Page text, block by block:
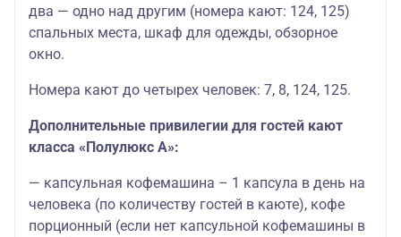
два — одно над другим (номера кают: 124, 125)
спальных места, шкаф для одежды, обзорное
окно.
Номера кают до четырех человек: 7, 8, 124, 125.
Дополнительные привилегии для гостей кают
класса «Полулюкс А»:
— капсульная кофемашина – 1 капсула в день на
человека (по количеству гостей в каюте), кофе
порционный (если нет капсульной кофемашины в